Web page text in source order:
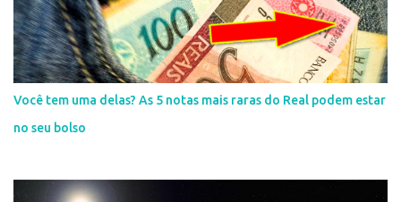
Você tem uma delas? As 5 notas mais raras do Real podem estar
no seu bolso